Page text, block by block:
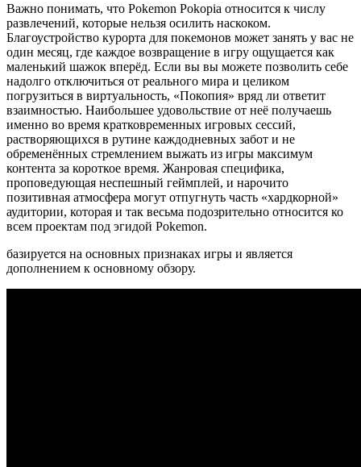
Важно понимать, что Pokemon Pokopia относится к числу
развлечений, которые нельзя осилить наскоком.
Благоустройство курорта для покемонов может занять у вас не
один месяц, где каждое возвращение в игру ощущается как
маленький шажок вперёд. Если вы вы можете позволить себе
надолго отключиться от реального мира и целиком
погрузиться в виртуальность, «Покопия» вряд ли ответит
взаимностью. Наибольшее удовольствие от неё получаешь
именно во время кратковременных игровых сессий,
растворяющихся в рутине каждодневных забот и не
обременённых стремлением выжать из игры максимум
контента за короткое время. Жанровая специфика,
проповедующая неспешный геймплей, и нарочито
позитивная атмосфера могут отпугнуть часть «хардкорной»
аудитории, которая и так весьма подозрительно относится ко
всем проектам под эгидой Pokemon.
базируется на основных признаках игры и является
дополнением к основному обзору.